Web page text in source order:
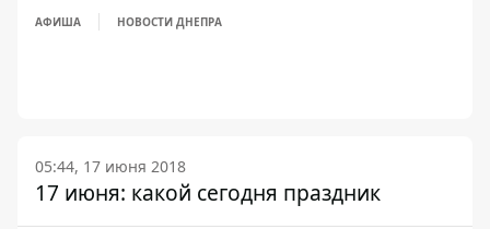
АФИША НОВОСТИ ДНЕПРА
05:44, 17 июня 2018
17 июня: какой сегодня праздник